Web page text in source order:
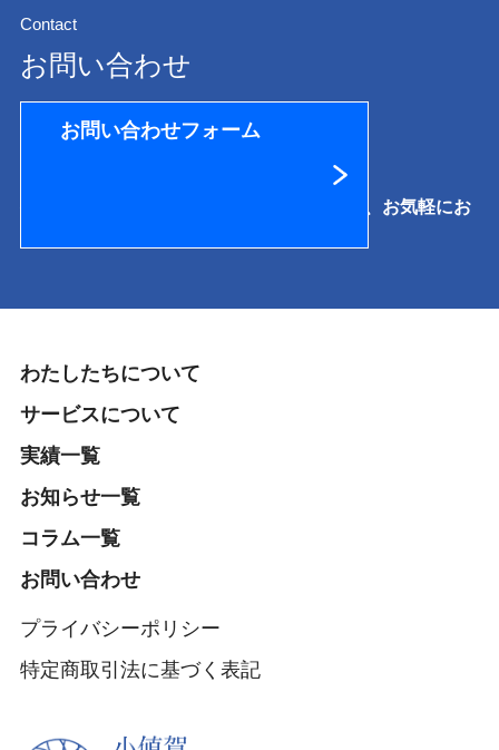
Contact
お問い合わせ
提供サービスに関するご相談·お見積りなど、お気軽にお
お問い合わせフォーム
わたしたちについて
サービスについて
実績一覧
お知らせ一覧
コラム一覧
お問い合わせ
プライバシーポリシー
特定商取引法に基づく表記